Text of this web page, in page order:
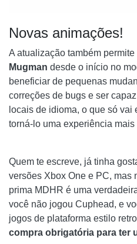
Novas animações!
A atualização também
Mugman desde o início no
beneficiar de pequenas
correções de bugs e ser
locais de idioma, o que só
torná-lo uma experiência
Quem te escreve, já tinha
versões Xbox One e PC, mas
prima MDHR é uma
você não jogou Cuphead, e
jogos de plataforma estilo
compra obrigatória para ter